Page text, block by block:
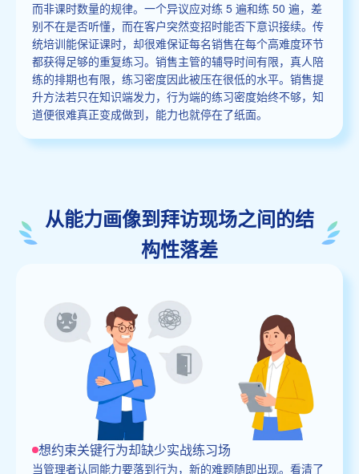
而非课时数量的规律。一个异议应对练 5 遍和练 50 遍，差
别不在是否听懂，而在客户突然变招时能否下意识接续。传
统培训能保证课时，却很难保证每名销售在每个高难度环节
都获得足够的重复练习。销售主管的辅导时间有限，真人陪
练的排期也有限，练习密度因此被压在很低的水平。销售提
升方法若只在知识端发力，行为端的练习密度始终不够，知
道便很难真正变成做到，能力也就停在了纸面。
从能力画像到拜访现场之间的结
构性落差
想约束关键行为却缺少实战练习场
当管理者认同能力要落到行为，新的难题随即出现。看清了